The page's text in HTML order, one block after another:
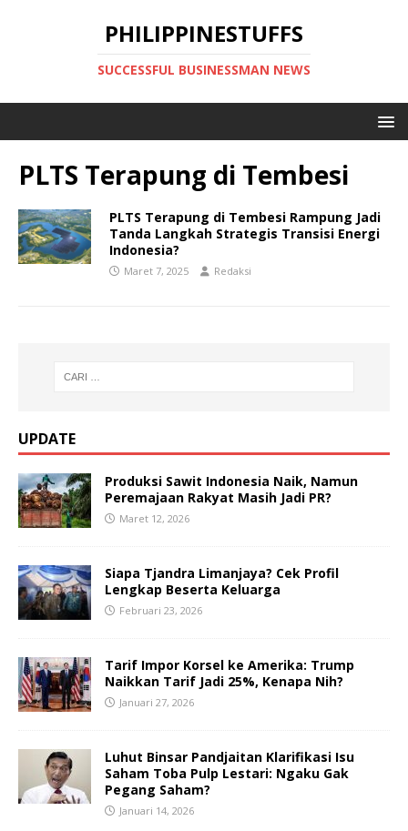
PHILIPPINESTUFFS
SUCCESSFUL BUSINESSMAN NEWS
PLTS Terapung di Tembesi
PLTS Terapung di Tembesi Rampung Jadi
Tanda Langkah Strategis Transisi Energi
Indonesia?
Maret 7, 2025 Redaksi
UPDATE
Produksi Sawit Indonesia Naik, Namun
Peremajaan Rakyat Masih Jadi PR?
Maret 12, 2026
Siapa Tjandra Limanjaya? Cek Profil
Lengkap Beserta Keluarga
Februari 23, 2026
Tarif Impor Korsel ke Amerika: Trump
Naikkan Tarif Jadi 25%, Kenapa Nih?
Januari 27, 2026
Luhut Binsar Pandjaitan Klarifikasi Isu
Saham Toba Pulp Lestari: Ngaku Gak
Pegang Saham?
Januari 14, 2026